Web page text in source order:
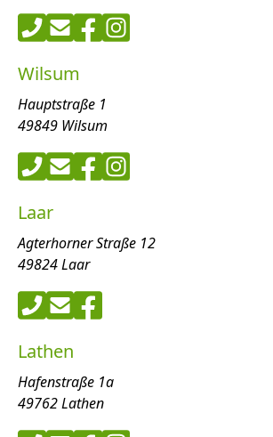
Wilsum
Hauptstraße 1
49849 Wilsum
Laar
Agterhorner Straße 12
49824 Laar
Lathen
Hafenstraße 1a
49762 Lathen